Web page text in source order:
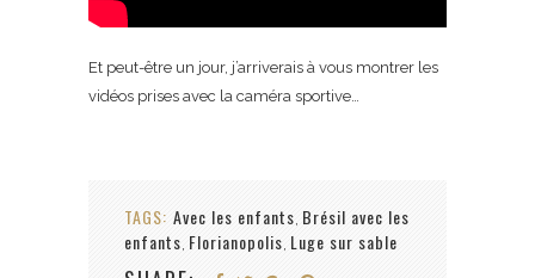
Et peut-être un jour, j’arriverais à vous montrer les
vidéos prises avec la caméra sportive…
TAGS: Avec les enfants Brésil avec les
enfants Florianopolis Luge sur sable